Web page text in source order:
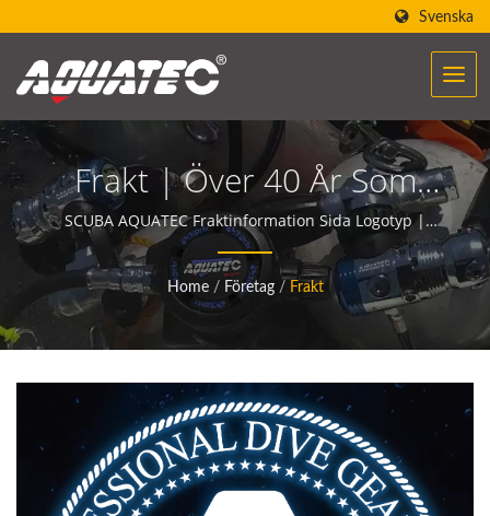
Svenska
Frakt | Över 40 År Som
Tillverkare Av
Scubautrustning | SCUBA
AQUATEC
SCUBA AQUATEC Fraktinformation Sida Logotyp |
Dykutrustningen från AQUATEC skapar kraften att
hjälpa människor att möta och kommunicera med
havet.
Home / Företag / Frakt